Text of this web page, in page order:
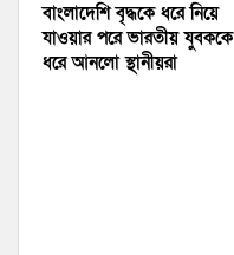
বাংলাদেশি বৃদ্ধকে ধরে নিয়ে
যাওয়ার পরে ভারতীয় যুবককে
ধরে আনলো স্থানীয়রা